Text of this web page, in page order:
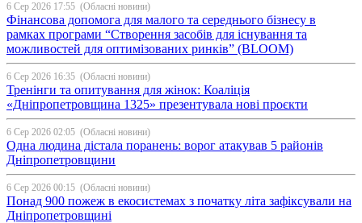
6 Сер 2026 17:55 (Обласні новини)
Фінансова допомога для малого та середнього бізнесу в
рамках програми “Створення засобів для існування та
можливостей для оптимізованих ринків” (BLOOM)
6 Сер 2026 16:35 (Обласні новини)
Тренінги та опитування для жінок: Коаліція
«Дніпропетровщина 1325» презентувала нові проєкти
6 Сер 2026 02:05 (Обласні новини)
Одна людина дістала поранень: ворог атакував 5 районів
Дніпропетровщини
6 Сер 2026 00:15 (Обласні новини)
Понад 900 пожеж в екосистемах з початку літа зафіксували на
Дніпропетровщині